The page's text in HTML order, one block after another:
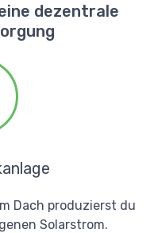
dezentrale
Dach produzierst du
Solarstrom.